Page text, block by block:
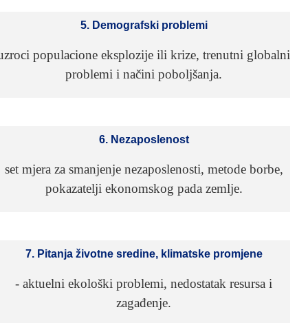
5. Demografski problemi
populacione eksplozije ili krize, trenutni globalni
problemi i načini poboljšanja.
6. Nezaposlenost
set mjera za smanjenje nezaposlenosti, metode borbe,
pokazatelji ekonomskog pada zemlje.
7. Pitanja životne sredine, klimatske promjene
- aktuelni ekološki problemi, nedostatak resursa i
zagađenje.